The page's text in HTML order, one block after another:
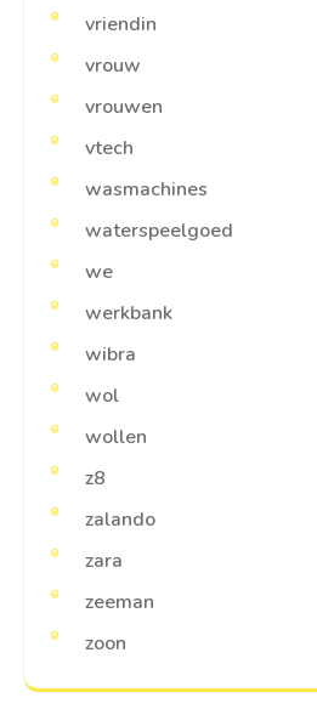
vriendin
vrouw
vrouwen
vtech
wasmachines
waterspeelgoed
we
werkbank
wibra
wol
wollen
z8
zalando
zara
zeeman
zoon